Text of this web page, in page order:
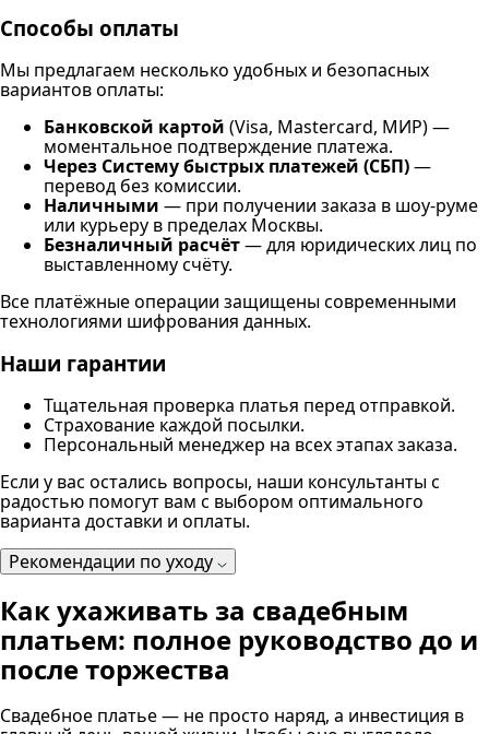
Способы оплаты
Мы предлагаем несколько удобных и безопасных
вариантов оплаты:
Банковской картой (Visa, Mastercard, МИР) —
моментальное подтверждение платежа.
Через Систему быстрых платежей (СБП)—
перевод без комиссии.
Наличными — при получении заказа в шоу-руме
или курьеру в пределах Москвы.
Безналичный расчёт— для юридических лиц по
выставленному счёту.
Все платёжные операции защищены современными
технологиями шифрования данных.
Наши гарантии
Тщательная проверка платья перед отправкой.
Страхование каждой посылки.
Персональный менеджер на всех этапах заказа.
Если у вас остались вопросы, наши консультанты с
радостью помогут вам с выбором оптимального
варианта доставки и оплаты.
Рекомендации по уходу
Как ухаживать за свадебным
платьем: полное руководство до и
после торжества
Свадебное платье — не просто наряд, а инвестиция в